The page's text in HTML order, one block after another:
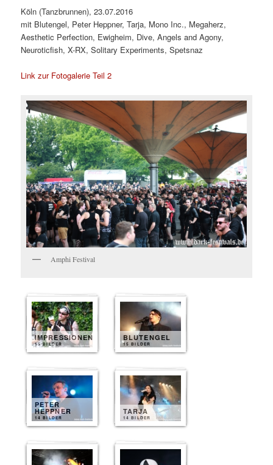
Köln (Tanzbrunnen), 23.07.2016
mit Blutengel, Peter Heppner, Tarja, Mono Inc., Megaherz,
Aesthetic Perfection, Ewigheim, Dive, Angels and Agony,
Neuroticfish, X-RX, Solitary Experiments, Spetsnaz
Link zur Fotogalerie Teil 2
Amphi Festival
IMPRESSIONEN
15 BILDER
BLUTENGEL
15 BILDER
PETER
HEPPNER
14 BILDER
TARJA
14 BILDER